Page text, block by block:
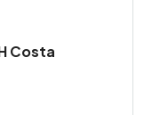
Costa